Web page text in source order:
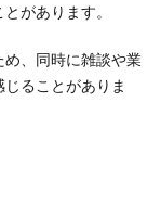
があります。
、同時に雑談や業
ることがありま